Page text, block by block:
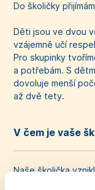
Do školičky
Děti jsou ve dvou
vzájemně učí
Pro skupinky
a potřebám. S
dovoluje menší
až dvě tety.
V čem je vaše
Naše školička
snaží zlepšit